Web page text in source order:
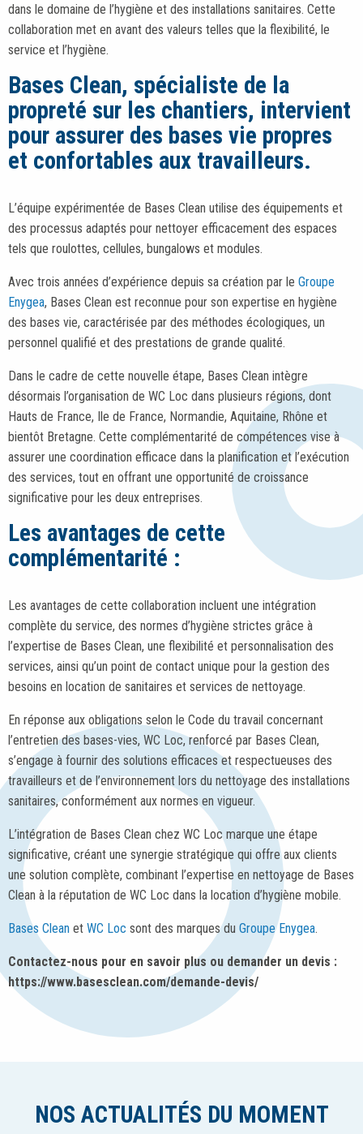
dans le domaine de l’hygiène et des installations sanitaires. Cette
collaboration met en avant des valeurs telles que la flexibilité, le
service et l’hygiène.
Bases Clean, spécialiste de la
propreté sur les chantiers, intervient
pour assurer des bases vie propres
et confortables aux travailleurs.
L’équipe expérimentée de Bases Clean utilise des équipements et
des processus adaptés pour nettoyer efficacement des espaces
tels que roulottes, cellules, bungalows et modules.
Avec trois années d’expérience depuis sa création par le Groupe
Enygea, Bases Clean est reconnue pour son expertise en hygiène
des bases vie, caractérisée par des méthodes écologiques, un
personnel qualifié et des prestations de grande qualité.
Dans le cadre de cette nouvelle étape, Bases Clean intègre
désormais l’organisation de WC Loc dans plusieurs régions, dont
Hauts de France, Ile de France, Normandie, Aquitaine, Rhône et
bientôt Bretagne. Cette complémentarité de compétences vise à
assurer une coordination efficace dans la planification et l’exécution
des services, tout en offrant une opportunité de croissance
significative pour les deux entreprises.
Les avantages de cette
complémentarité :
Les avantages de cette collaboration incluent une intégration
complète du service, des normes d’hygiène strictes grâce à
l’expertise de Bases Clean, une flexibilité et personnalisation des
services, ainsi qu’un point de contact unique pour la gestion des
besoins en location de sanitaires et services de nettoyage.
En réponse aux obligations selon le Code du travail concernant
l’entretien des bases-vies, WC Loc, renforcé par Bases Clean,
s’engage à fournir des solutions efficaces et respectueuses des
travailleurs et de l’environnement lors du nettoyage des installations
sanitaires, conformément aux normes en vigueur.
L’intégration de Bases Clean chez WC Loc marque une étape
significative, créant une synergie stratégique qui offre aux clients
une solution complète, combinant l’expertise en nettoyage de Bases
Clean à la réputation de WC Loc dans la location d’hygiène mobile.
Bases Clean et WC Loc sont des marques du Groupe Enygea.
Contactez-nous pour en savoir plus ou demander un devis :
https://www.basesclean.com/demande-devis/
NOS ACTUALITÉS DU MOMENT